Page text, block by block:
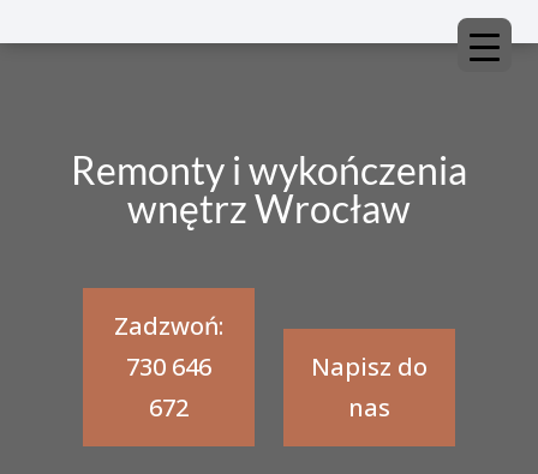
Remonty i wykończenia
wnętrz Wrocław
Zadzwoń:
730 646
672
Napisz do
nas